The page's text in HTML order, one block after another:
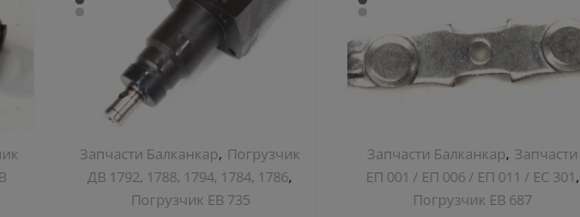
Запчасти Балканкар, Погрузчик
ДВ 1792, 1788, 1794, 1784, 1786,
Погрузчик ЕВ 735
Запчасти Балканкар, Запчасти
ЕП 001 / ЕП 006 / ЕП 011 / ЕС 301,
Погрузчик ЕВ 687